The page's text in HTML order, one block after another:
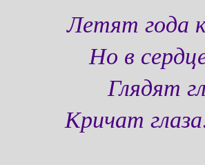
Летят года
Но в
Глядят
Кричат